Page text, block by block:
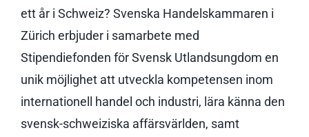
ett år i Schweiz? Svenska Handelskammaren i
Zürich erbjuder i samarbete med
Stipendiefonden för Svensk Utlandsungdom en
unik möjlighet att utveckla kompetensen inom
internationell handel och industri, lära känna den
svensk-schweiziska affärsvärlden, samt